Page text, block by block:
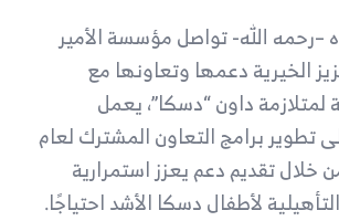
–رحمه الله- تواصلمؤسسة الأمير
الخيريةدعمها وتعاونها مع
لمتلازمة داون “دسكا”، يعمل
تطوير برامج التعاون المشترك لعام
من خلال تقديم دعم يعزز استمرارية
لأطفال دسكا الأشد احتياجًا.